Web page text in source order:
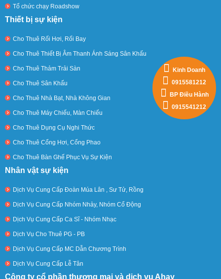
Tổ chức chạy Roadshow
Thiết bị sự kiện
Cho Thuê Rối Hơi, Rối Bay
Cho Thuê Thiết Bị Âm Thanh Ánh Sáng Sân Khấu
Cho Thuê Thảm Trải Sàn
Cho Thuê Sân Khấu
Cho Thuê Nhà Bạt, Nhà Không Gian
Cho Thuê Máy Chiếu, Màn Chiếu
Cho Thuê Dụng Cụ Nghi Thức
Cho Thuê Cổng Hơi, Cổng Phao
Cho Thuê Bàn Ghế Phục Vụ Sự Kiện
Nhân vật sự kiện
Dịch Vụ Cung Cấp Đoàn Múa Lân , Sư Tử, Rồng
Dịch Vụ Cung Cấp Nhóm Nhảy, Nhóm Cổ Động
Dịch Vụ Cung Cấp Ca Sĩ - Nhóm Nhạc
Dịch Vụ Cho Thuê PG - PB
Dịch Vụ Cung Cấp MC Dẫn Chương Trình
Dịch Vụ Cung Cấp Lễ Tân
Công ty cổ phần thương mại và dịch vụ Ahay
Kinh Doanh
0915581212
BP Điều Hành
0915541212